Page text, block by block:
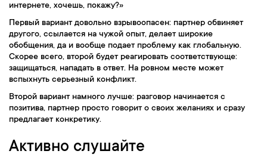
интернете, хочешь, покажу?»
Первый вариант довольно взрывоопасен: партнер обвиняет
другого, ссылается на чужой опыт, делает широкие
обобщения, да и вообще подает проблему как глобальную.
Скорее всего, второй будет реагировать соответствующе:
защищаться, нападать в ответ. На ровном месте может
вспыхнуть серьезный конфликт.
Второй вариант намного лучше: разговор начинается с
позитива, партнер просто говорит о своих желаниях и сразу
предлагает конкретику.
Активно слушайте